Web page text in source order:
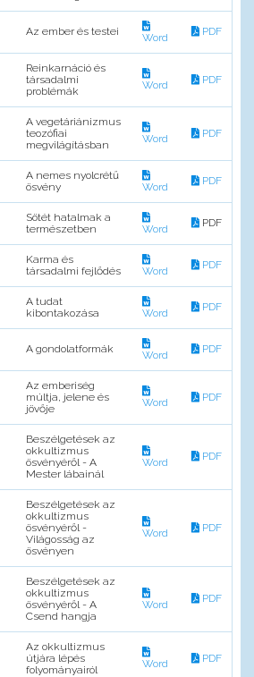
Az ember és testei Word PDF
Reinkarnáció és
társadalmi
problémák
Word PDF
A vegetáriánizmus
teozófiai
megvilágításban
Word PDF
A nemes nyolcrétű
ösvény
Word PDF
Sötét hatalmak a
természetben
Word PDF
Karma és
társadalmi fejlődés
Word PDF
A tudat
kibontakozása
Word PDF
A gondolatformák Word PDF
Az emberiség
múltja, jelene és
jövője
Word PDF
Beszélgetések az
okkultizmus
ösvényéről - A
Mester lábainál
Word PDF
Beszélgetések az
okkultizmus
ösvényéről -
Világosság az
ösvényen
Word PDF
Beszélgetések az
okkultizmus
ösvényéről - A
Csend hangja
Word PDF
Az okkultizmus
útjára lépés
folyományairól
Word PDF